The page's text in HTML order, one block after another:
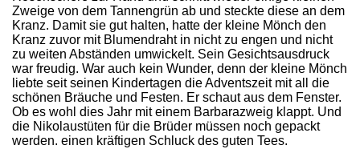
Zweige von dem Tannengrün ab und steckte diese an dem
Kranz. Damit sie gut halten, hatte der kleine Mönch den
Kranz zuvor mit Blumendraht in nicht zu engen und nicht
zu weiten Abständen umwickelt. Sein Gesichtsausdruck
war freudig. War auch kein Wunder, denn der kleine Mönch
liebte seit seinen Kindertagen die Adventszeit mit all die
schönen Bräuche und Festen. Er schaut aus dem Fenster.
Ob es wohl dies Jahr mit einem Barbarazweig klappt. Und
die Nikolaustüten für die Brüder müssen noch gepackt
werden. einen kräftigen Schluck des guten Tees.